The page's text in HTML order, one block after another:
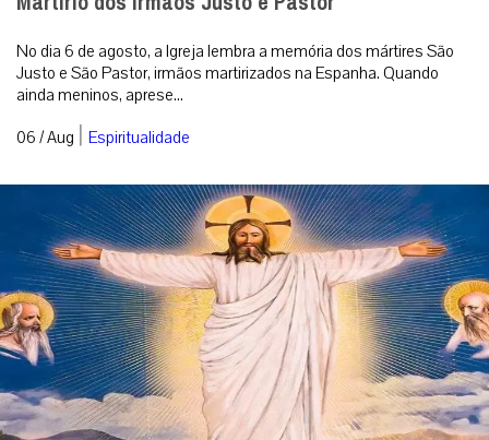
No dia 6 de agosto, a Igreja lembra a memória dos mártires São
Justo e São Pastor, irmãos martirizados na Espanha. Quando
ainda meninos, aprese...
06 / Aug | Espiritualidade